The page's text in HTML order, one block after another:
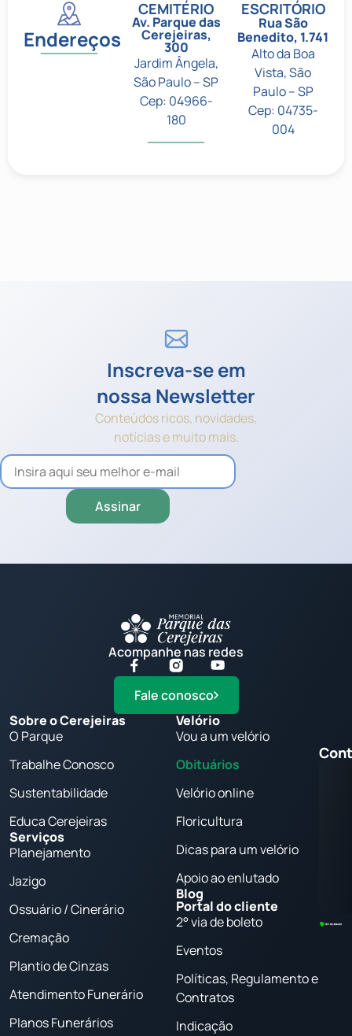
Endereços
CEMITÉRIO
Av. Parque das
Cerejeiras,
300
Jardim Ângela,
São Paulo – SP
Cep: 04966-
180
ESCRITÓRIO
Rua São
Benedito, 1.741
Alto da Boa
Vista, São
Paulo – SP
Cep: 04735-
004
Inscreva-se em
nossa Newsletter
Conteúdos ricos, novidades,
notícias e muito mais.
Acompanhe nas redes
Fale conosco
Sobre o Cerejeiras
O Parque
Trabalhe Conosco
Sustentabilidade
Educa Cerejeiras
Serviços
Planejamento
Jazigo
Ossuário / Cinerário
Cremação
Plantio de Cinzas
Atendimento Funerário
Planos Funerários
Velório
Vou a um velório
Obituários
Velório online
Floricultura
Dicas para um velório
Apoio ao enlutado
Blog
Portal do cliente
2° via de boleto
Eventos
Políticas, Regulamento e
Contratos
Indicação